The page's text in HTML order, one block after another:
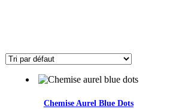
Chemise Aurel Blue Dots